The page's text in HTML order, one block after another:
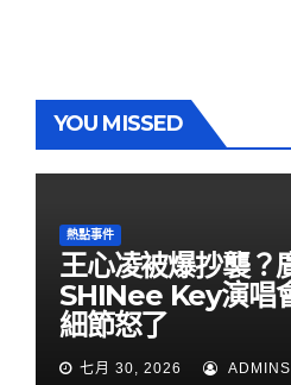
YOU MISSED
熱點事件
王心凌被爆抄襲？
SHINee Key演唱
細節怒了
七月 30, 2026 ADMINS